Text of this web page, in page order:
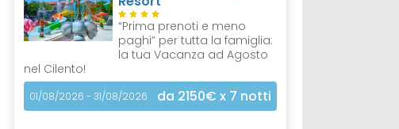
“Prima prenoti e meno
paghi” per tutta la famiglia:
la tua Vacanza ad Agosto
nel Cilento!
01/08/2026 - 31/08/2026 da 2150€ x 7 notti